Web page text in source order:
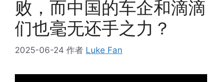
败，而中国的车企和滴滴
们也毫无还手之力？
2025-06-24 作者 Luke Fan